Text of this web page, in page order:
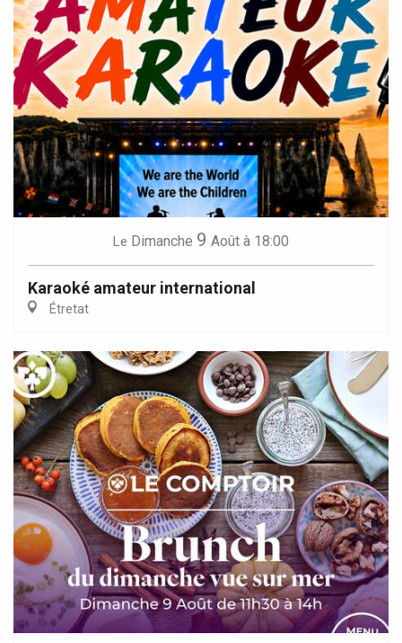
Le Dimanche 9 Août à 18:00
Karaoké amateur international
Étretat